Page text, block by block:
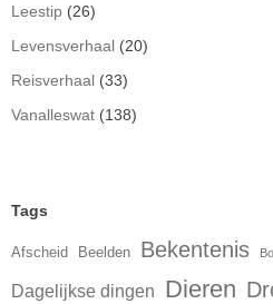
Leestip (26)
Levensverhaal (20)
Reisverhaal (33)
Vanalleswat (138)
Tags
Afscheid Beelden Bekentenis
Dagelijkse dingen Dieren